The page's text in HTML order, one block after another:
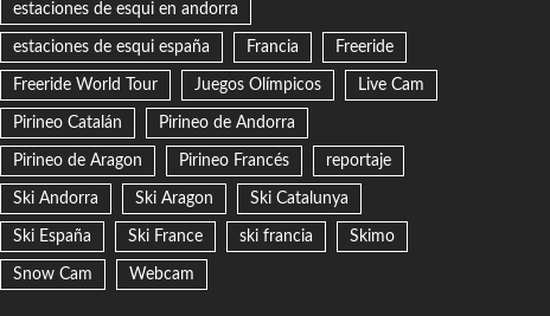
estaciones de esqui en andorra
estaciones de esqui españa Francia Freeride
Freeride World Tour Juegos Olímpicos Live Cam
Pirineo Catalán Pirineo de Andorra
Pirineo de Aragon Pirineo Francés reportaje
Ski Andorra Ski Aragon Ski Catalunya
Ski España Ski France ski francia Skimo
Snow Cam Webcam